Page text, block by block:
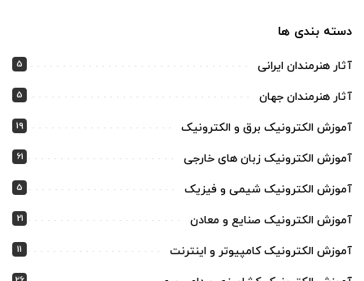
دسته بندی ها
آثار هنرمندان ایرانی 5
آثار هنرمندان جهان 5
آموزش الکترونیک برق و الکترونیک 19
آموزش الکترونیک زبان های خارجی 61
آموزش الکترونیک شیمی و فیزیک 5
آموزش الکترونیک صنایع و معادن 21
آموزش الکترونیک کامپیوتر و اینترنت 11